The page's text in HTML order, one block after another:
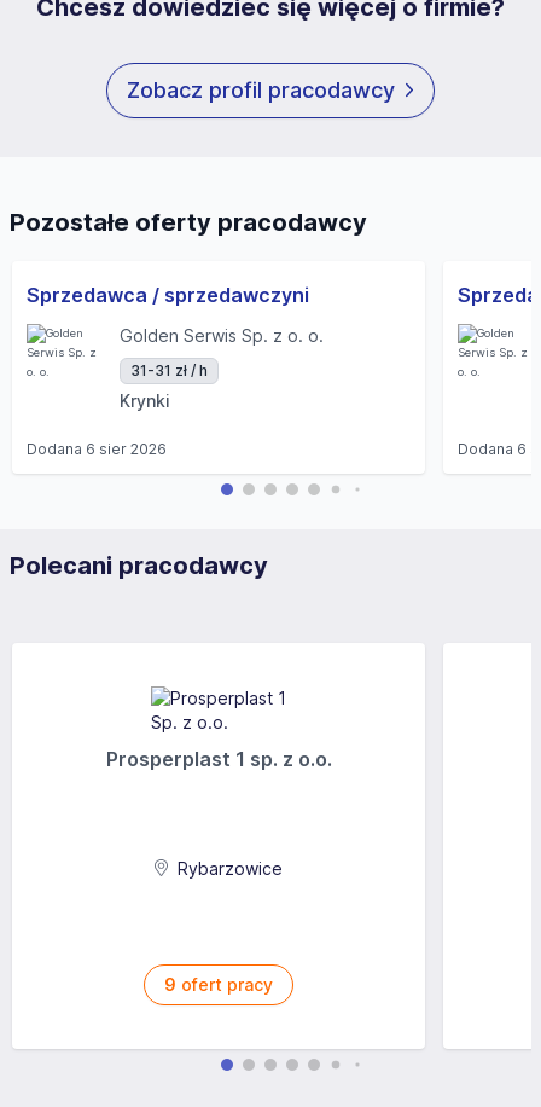
Chcesz dowiedzieć się więcej o firmie?
Zobacz profil pracodawcy
Pozostałe oferty pracodawcy
Sprzedawca / sprzedawczyni
Golden Serwis Sp. z o. o.
31-31 zł / h
Krynki
Dodana 6 sier 2026 Dodana 6
Polecani pracodawcy
Prosperplast 1 sp. z o.o.
Rybarzowice
9 ofert pracy